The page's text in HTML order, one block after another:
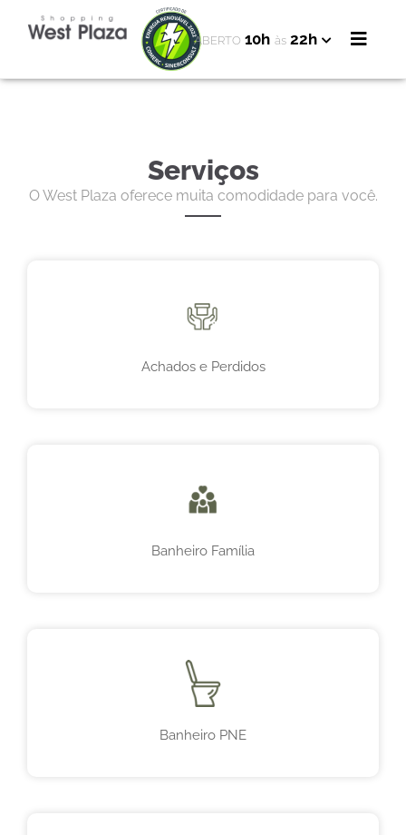
ABERTO 10h às 22h
Serviços
O West Plaza oferece muita comodidade para você.
Achados e Perdidos
Banheiro Família
Banheiro PNE